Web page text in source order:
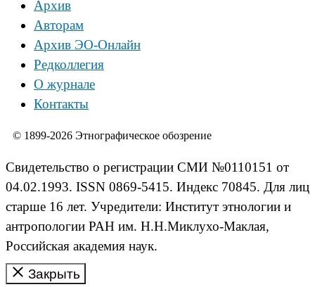
Архив
Авторам
Архив ЭО-Онлайн
Редколлегия
О журнале
Контакты
© 1899-2026 Этнографическое обозрение
Свидетельство о регистрации СМИ №0110151 от
04.02.1993. ISSN 0869-5415. Индекс 70845. Для лиц
старше 16 лет. Учредители: Институт этнологии и
антропологии РАН им. Н.Н.Миклухо-Маклая,
Российская академия наук.
Закрыть